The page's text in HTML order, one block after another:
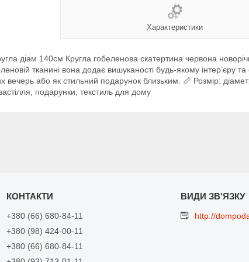
Характеристики
діам 140см Кругла гобеленова скатертина червона
тканині вона додає вишуканості будь-якому інтер’єру
вечерь або як стильний подарунок близьким. 📏 Розмір:
подарунки, текстиль для дому
+380 (66) 680-84-11
+380 (98) 424-00-11
+380 (66) 680-84-11
http://